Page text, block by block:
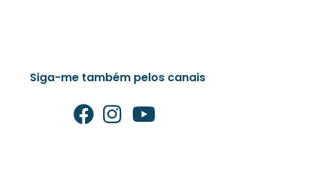
Siga-me também pelos canais